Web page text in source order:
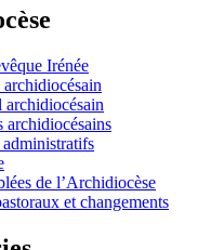
Irénée
archidiocésain
archidiocésains
de l’Archidiocèse
et changements